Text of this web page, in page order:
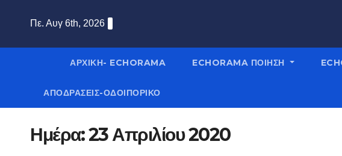
Πε. Αυγ 6th, 2026
ΑΡΧΙΚΉ- ECHORAMA ECHORAMA ΠΟΙΗΣΗ
ΑΠΟΔΡΑΣΕΙΣ-ΟΔΟΙΠΟΡΙΚΟ
Ημέρα:23 Απριλίου 2020